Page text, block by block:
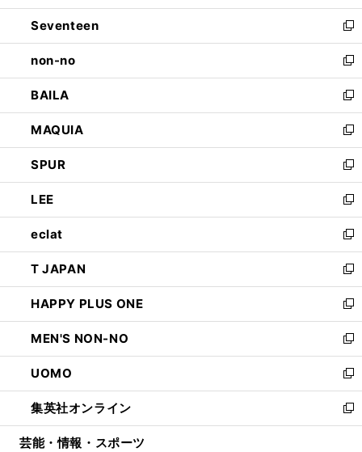
開
く
ウ
で
開
く
ン
ド
ウ
で
開
く
Seventeen
新
し
い
ウ
ィ
ン
ド
ウ
で
開
く
non-no
新
し
い
ウ
ィ
ン
ド
ウ
で
開
く
BAILA
新
し
い
ウ
ィ
ン
ド
ウ
で
開
く
MAQUIA
新
し
い
ウ
ィ
ン
ド
ウ
で
開
く
SPUR
新
し
い
ウ
ィ
ン
ド
ウ
で
開
く
LEE
新
し
い
ウ
ィ
ン
ド
ウ
で
開
く
eclat
新
し
い
ウ
ィ
ン
ド
ウ
で
開
く
T JAPAN
新
し
い
ウ
ィ
ン
ド
ウ
で
開
HAPPY PLUS ONE
新
し
い
ウ
ィ
ン
ド
ウ
MEN'S NON-NO
新
し
い
ウ
ィ
ン
UOMO
新
し
い
ウ
集英社オンライン
新
し
芸能・情報・スポーツ